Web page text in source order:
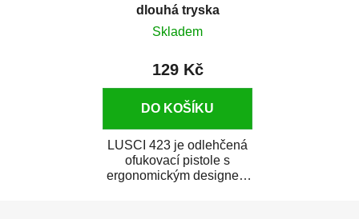
dlouhá tryska
Skladem
129 Kč
DO KOŠÍKU
LUSCI 423 je odlehčená
ofukovací pistole s
ergonomickým designem